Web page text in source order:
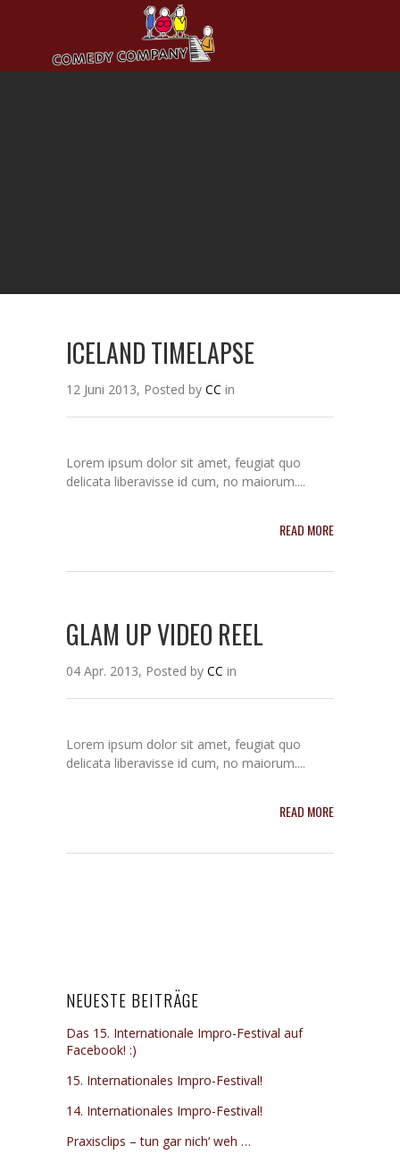
ICELAND TIMELAPSE
12 Juni 2013, Posted by CC in
Lorem ipsum dolor sit amet, feugiat quo
delicata liberavisse id cum, no maiorum....
READ MORE
GLAM UP VIDEO REEL
04 Apr. 2013, Posted by CC in
Lorem ipsum dolor sit amet, feugiat quo
delicata liberavisse id cum, no maiorum....
READ MORE
NEUESTE BEITRÄGE
Das 15. Internationale Impro-Festival auf
Facebook! :)
15. Internationales Impro-Festival!
14. Internationales Impro-Festival!
Praxisclips – tun gar nich‘ weh …